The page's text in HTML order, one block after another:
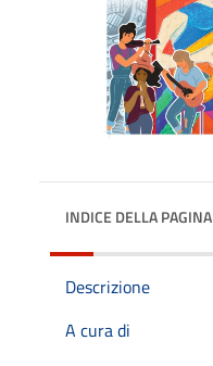
INDICE DELLA PAGINA
Descrizione
A cura di